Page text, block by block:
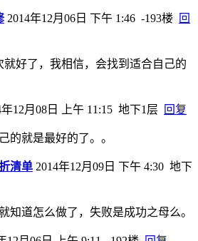
2014年12月06日 下午 1:46 -193楼 回
就好了，我相信，会找到适合自己的
年12月08日 上午 11:15 地下1层 回复
的就是最好的了。。
清单 2014年12月09日 下午 4:30 地下
知道怎么做了，失败是成功之母么。